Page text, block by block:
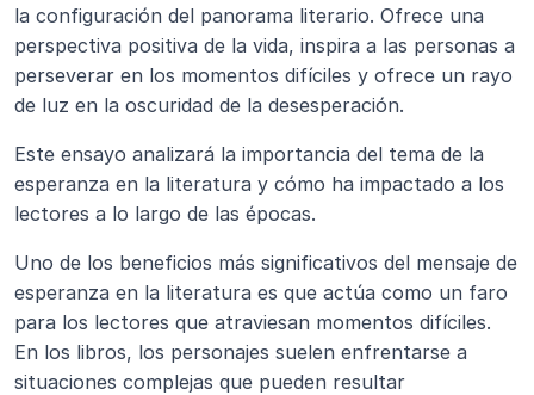
la configuración del panorama literario. Ofrece una
perspectiva positiva de la vida, inspira a las personas a
perseverar en los momentos difíciles y ofrece un rayo
de luz en la oscuridad de la desesperación.
Este ensayo analizará la importancia del tema de la
esperanza en la literatura y cómo ha impactado a los
lectores a lo largo de las épocas.
Uno de los beneficios más significativos del mensaje de
esperanza en la literatura es que actúa como un faro
para los lectores que atraviesan momentos difíciles.
En los libros, los personajes suelen enfrentarse a
situaciones complejas que pueden resultar